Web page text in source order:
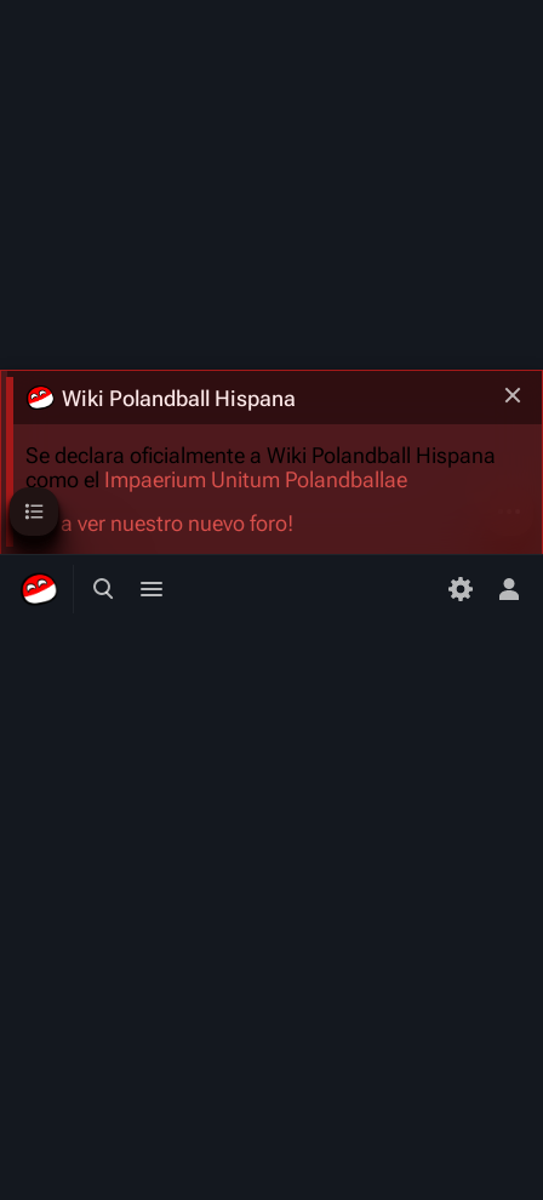
Búsqueda alternativa
Menú alternativo
Wiki Polandball Hispana
Se declara oficialmente a Wiki Polandball Hispana
como el Impaerium Unitum Polandballae
¡Ve a ver nuestro nuevo foro!
Sumario